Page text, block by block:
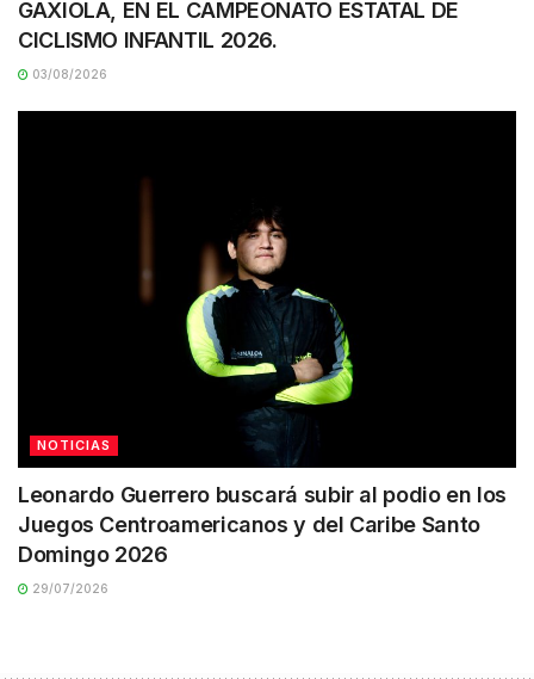
GAXIOLA, EN EL CAMPEONATO ESTATAL DE
CICLISMO INFANTIL 2026.
03/08/2026
NOTICIAS
Leonardo Guerrero buscará subir al podio en los
Juegos Centroamericanos y del Caribe Santo
Domingo 2026
29/07/2026